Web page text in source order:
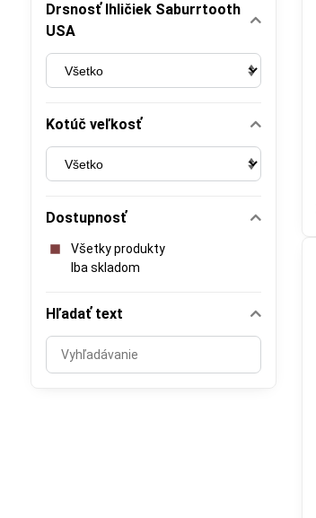
Drsnosť Ihličiek Saburrtooth
USA
Kotúč veľkosť
Dostupnosť
Všetky produkty
Iba skladom
Hľadať text
Prehľadať
výsledky